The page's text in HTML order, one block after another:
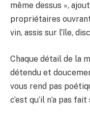
même dessus »,
propriétaires
vin, assis sur l’île,
Chaque détail de la
détendu et
vous rend pas
c’est qu’il n’a pas